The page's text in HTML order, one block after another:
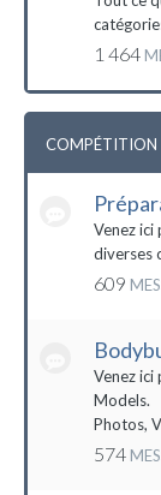
1 464
COMPÉTITION
Venez
diverses
609
Venez
Models.
Photos,
574